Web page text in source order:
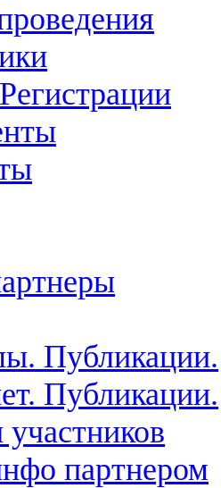
Публикации.
Публикации.
партнером